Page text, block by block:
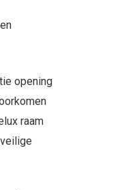
opening
raam